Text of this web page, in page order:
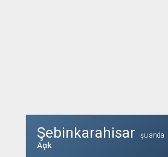
Şebinkarahisar
şu anda
Açık